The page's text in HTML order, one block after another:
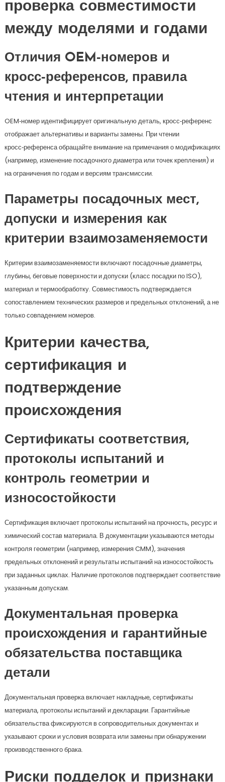
проверка совместимости
между моделями и годами
Отличия OEM‑номеров и
кросс‑референсов, правила
чтения и интерпретации
OEM‑номер идентифицирует оригинальную деталь, кросс‑референс
отображает альтернативы и варианты замены. При чтении
кросс‑референса обращайте внимание на примечания о модификациях
(например, изменение посадочного диаметра или точек крепления) и
на ограничения по годам и версиям трансмиссии.
Параметры посадочных мест,
допуски и измерения как
критерии взаимозаменяемости
Критерии взаимозаменяемости включают посадочные диаметры,
глубины, беговые поверхности и допуски (класс посадки по ISO),
материал и термообработку. Совместимость подтверждается
сопоставлением технических размеров и предельных отклонений, а не
только совпадением номеров.
Критерии качества,
сертификация и
подтверждение
происхождения
Сертификаты соответствия,
протоколы испытаний и
контроль геометрии и
износостойкости
Сертификация включает протоколы испытаний на прочность, ресурс и
химический состав материала. В документации указываются методы
контроля геометрии (например, измерения CMM), значения
предельных отклонений и результаты испытаний на износостойкость
при заданных циклах. Наличие протоколов подтверждает соответствие
указанным допускам.
Документальная проверка
происхождения и гарантийные
обязательства поставщика
детали
Документальная проверка включает накладные, сертификаты
материала, протоколы испытаний и декларации. Гарантийные
обязательства фиксируются в сопроводительных документах и
указывают сроки и условия возврата или замены при обнаружении
производственного брака.
Риски подделок и признаки